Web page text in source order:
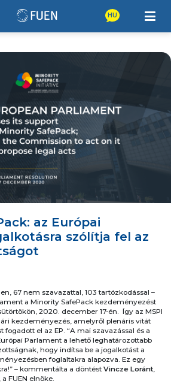
HU
az Európai
szólítja fel az
67 nem szavazattal, 103 tartózkodással –
a Minority SafePack kezdeményezést
2020. december 17-én. Így az MSPI
kezdeményezés, amelyről plenáris vitát
fogadott el az EP. “A mai szavazással és a
Parlament a lehető leghatározottabb
hogy indítsa be a jogalkotást a
foglaltakra alapozva. Ez egy
– kommentálta a döntéstVincze Loránt,
FUEN elnöke.